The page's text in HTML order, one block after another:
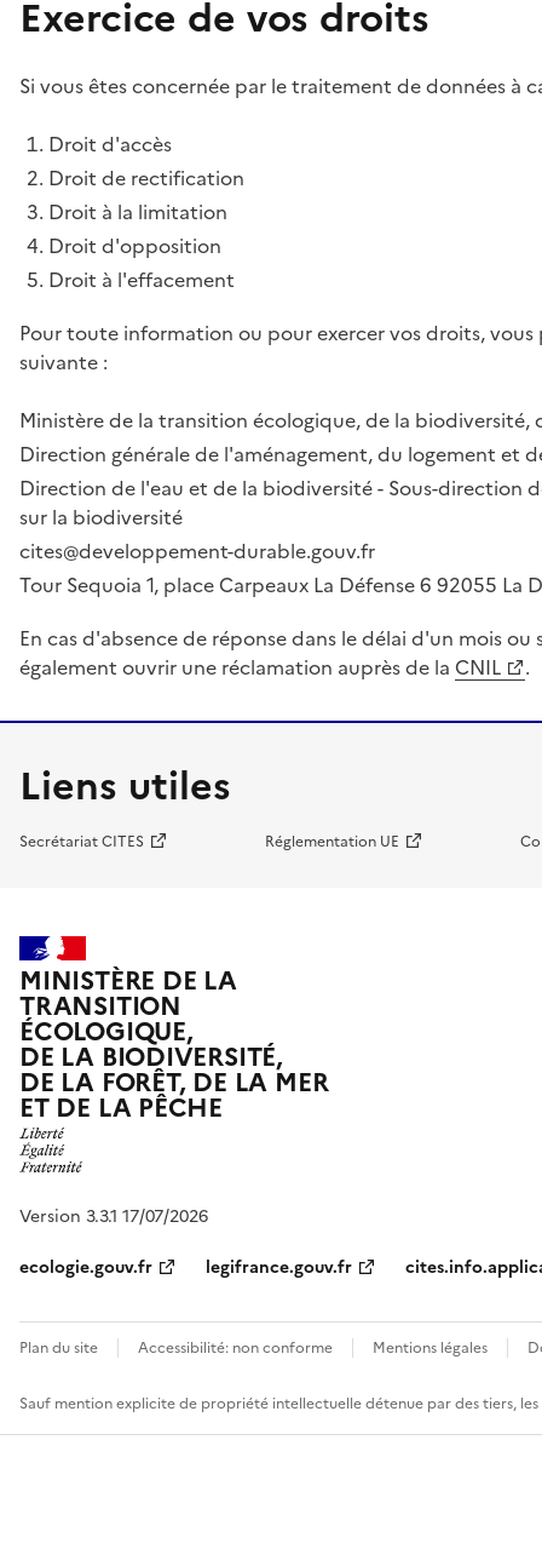
Exercice de vos droits
Si vous êtes concernée par le traitement de données à
Droit d'accès
Droit de rectification
Droit à la limitation
Droit d'opposition
Droit à l'effacement
Pour toute information ou pour exercer vos droits,
suivante :
Ministère de la transition écologique, de la biodiversité,
Direction générale de l'aménagement, du logement et
Direction de l'eau et de la biodiversité - Sous-direction
sur la biodiversité
cites@developpement-durable.gouv.fr
Tour Sequoia 1, place Carpeaux La Défense 6 92055 La
En cas d'absence de réponse dans le délai d'un mois
également ouvrir une réclamation auprès de la CNIL .
Liens utiles
Secrétariat CITES Réglementation UE
MINISTÈRE DE LA
TRANSITION
ÉCOLOGIQUE,
DE LA BIODIVERSITÉ,
DE LA FORÊT, DE LA MER
ET DE LA PÊCHE
Version 3.3.1 17/07/2026
ecologie.gouv.fr
legifrance.gouv.fr
Plan du site Accessibilité: non conforme Mentions légales
Sauf mention explicite de propriété intellectuelle détenue par des tiers,